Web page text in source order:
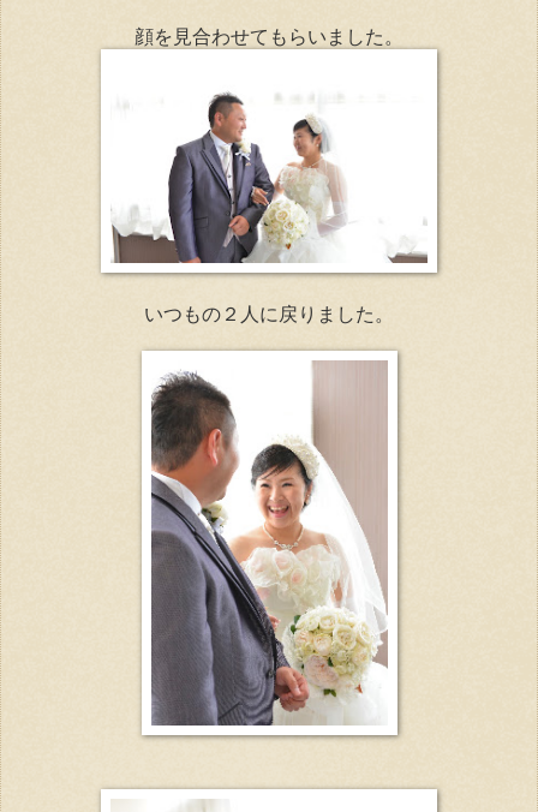
顔を見合わせてもらいました。
いつもの２人に戻りました。